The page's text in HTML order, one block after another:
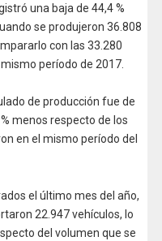
una baja de 44,4 %
se produjeron 36.808
con las 33.280
período de 2017.
de producción fue de
menos respecto de los
en el mismo período del
el último mes del año,
22.947 vehículos, lo
del volumen que se